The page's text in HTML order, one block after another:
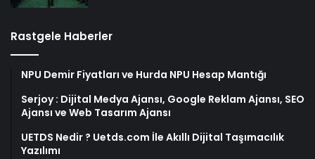
Rastgele Haberler
NPU Demir Fiyatları ve Hurda NPU Hesap Mantığı
Serjoy : Dijital Medya Ajansı, Google Reklam Ajansı, SEO
Ajansı ve Web Tasarım Ajansı
UETDS Nedir ? Uetds.com İle Akıllı Dijital Taşımacılık
Yazılımı